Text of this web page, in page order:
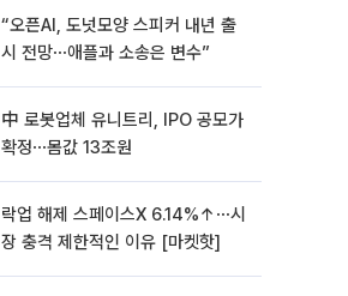
“오픈AI, 도넛모양 스피커 내년 출
시 전망⋯애플과 소송은 변수”
中 로봇업체 유니트리, IPO 공모가
확정⋯몸값 13조원
락업 해제 스페이스X 6.14%↑⋯시
장 충격 제한적인 이유 [마켓핫]